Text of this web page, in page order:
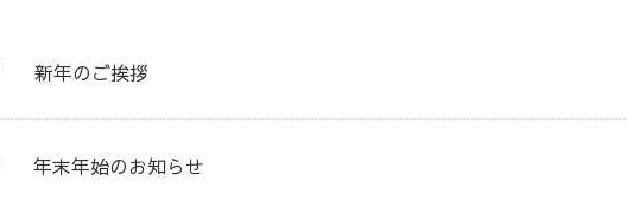
新年のご挨拶
年末年始のお知らせ